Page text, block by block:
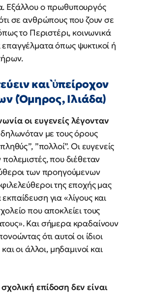
Εξάλλου ο πρωθυπουργός
σε ανθρώπους που ζουν σε
το Περιστέρι, κοινωνικά
όπως ψυκτικοί ή
καὶ ὑπείροχον
(Όμηρος, Ιλιάδα)
οι ευγενείς λέγονταν
με τους όρους
”πολλοί”. Οι ευγενείς
πολεμιστές, που διέθεταν
των προηγούμενων
της εποχής μας
για «λίγους και
που αποκλείει τους
Και σήμερα κραδαίνουν
ότι αυτοί οι ίδιοι
και οι άλλοι, μηδαμινοί και
επίδοση δεν είναι